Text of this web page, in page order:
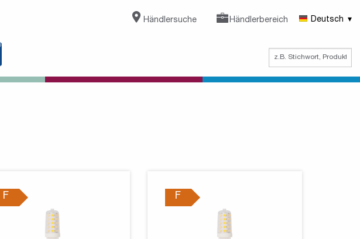
Händlersuche Händlerbereich Deutsch
F F